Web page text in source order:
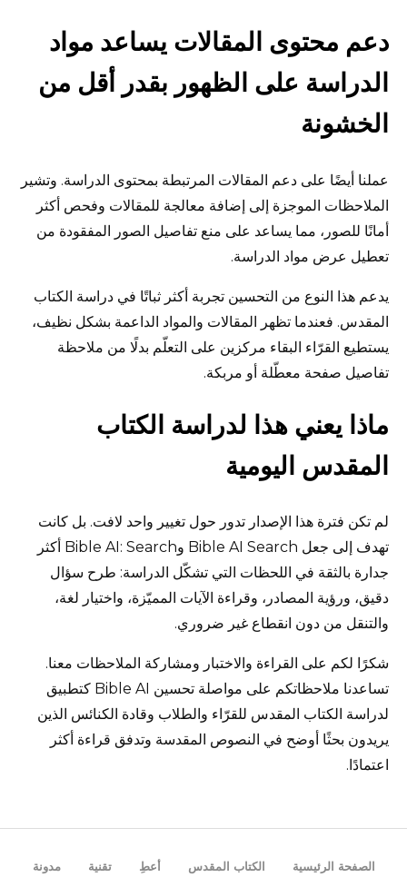
دعم محتوى المقالات يساعد مواد
الدراسة على الظهور بقدر أقل من
الخشونة
عملنا أيضًا على دعم المقالات المرتبطة بمحتوى الدراسة. وتشير
الملاحظات الموجزة إلى إضافة معالجة للمقالات وفحص أكثر
أمانًا للصور، مما يساعد على منع تفاصيل الصور المفقودة من
تعطيل عرض مواد الدراسة.
يدعم هذا النوع من التحسين تجربة أكثر ثباتًا في دراسة الكتاب
المقدس. فعندما تظهر المقالات والمواد الداعمة بشكل نظيف،
يستطيع القرّاء البقاء مركزين على التعلّم بدلًا من ملاحظة
تفاصيل صفحة معطّلة أو مربكة.
ماذا يعني هذا لدراسة الكتاب
المقدس اليومية
لم تكن فترة هذا الإصدار تدور حول تغيير واحد لافت. بل كانت
تهدف إلى جعل Bible AI Search وBible AI: Search أكثر
جدارة بالثقة في اللحظات التي تشكّل الدراسة: طرح سؤال
دقيق، ورؤية المصادر، وقراءة الآيات المميّزة، واختيار لغة،
والتنقل من دون انقطاع غير ضروري.
شكرًا لكم على القراءة والاختبار ومشاركة الملاحظات معنا.
تساعدنا ملاحظاتكم على مواصلة تحسين Bible AI كتطبيق
لدراسة الكتاب المقدس للقرّاء والطلاب وقادة الكنائس الذين
يريدون بحثًا أوضح في النصوص المقدسة وتدفق قراءة أكثر
اعتمادًا.
الصفحة الرئيسية الكتاب المقدس أعطِ تقنية
مدونة